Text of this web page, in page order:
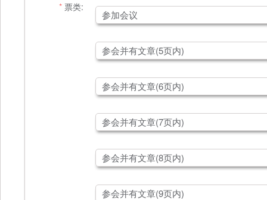
票类:
参加会议
参会并有文章(5页内)
参会并有文章(6页内)
参会并有文章(7页内)
参会并有文章(8页内)
参会并有文章(9页内)